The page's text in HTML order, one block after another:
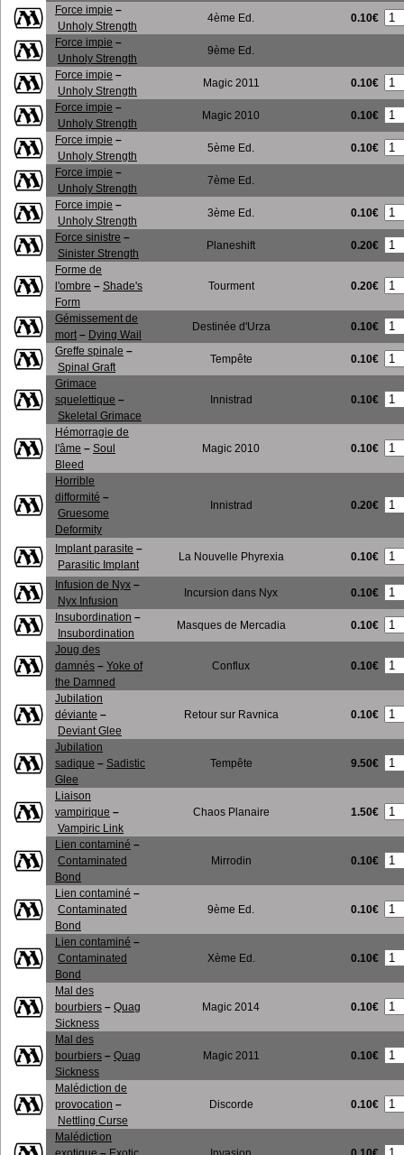
Force impie –
Unholy Strength
4ème Ed. 0.10€
Force impie –
Unholy Strength
9ème Ed.
Force impie –
Unholy Strength
Magic 2011 0.10€
Force impie –
Unholy Strength
Magic 2010 0.10€
Force impie –
Unholy Strength
5ème Ed. 0.10€
Force impie –
Unholy Strength
7ème Ed.
Force impie –
Unholy Strength
3ème Ed. 0.10€
Force sinistre –
Sinister Strength
Planeshift 0.20€
Forme de
l'ombre – Shade's
Form
Tourment 0.20€
Gémissement de
mort – Dying Wail
Destinée d'Urza 0.10€
Greffe spinale –
Spinal Graft
Tempête 0.10€
Grimace
squelettique –
Skeletal Grimace
Innistrad 0.10€
Hémorragie de
l'âme – Soul
Bleed
Magic 2010 0.10€
Horrible
difformité –
Gruesome
Deformity
Innistrad 0.20€
Implant parasite –
Parasitic Implant
La Nouvelle Phyrexia 0.10€
Infusion de Nyx –
Nyx Infusion
Incursion dans Nyx 0.10€
Insubordination –
Insubordination
Masques de Mercadia 0.10€
Joug des
damnés – Yoke of
the Damned
Conflux 0.10€
Jubilation
déviante –
Deviant Glee
Retour sur Ravnica 0.10€
Jubilation
sadique – Sadistic
Glee
Tempête 9.50€
Liaison
vampirique –
Vampiric Link
Chaos Planaire 1.50€
Lien contaminé –
Contaminated
Bond
Mirrodin 0.10€
Lien contaminé –
Contaminated
Bond
9ème Ed. 0.10€
Lien contaminé –
Contaminated
Bond
Xème Ed. 0.10€
Mal des
bourbiers – Quag
Sickness
Magic 2014 0.10€
Mal des
bourbiers – Quag
Sickness
Magic 2011 0.10€
Malédiction de
provocation –
Nettling Curse
Discorde 0.10€
Malédiction
0.10€